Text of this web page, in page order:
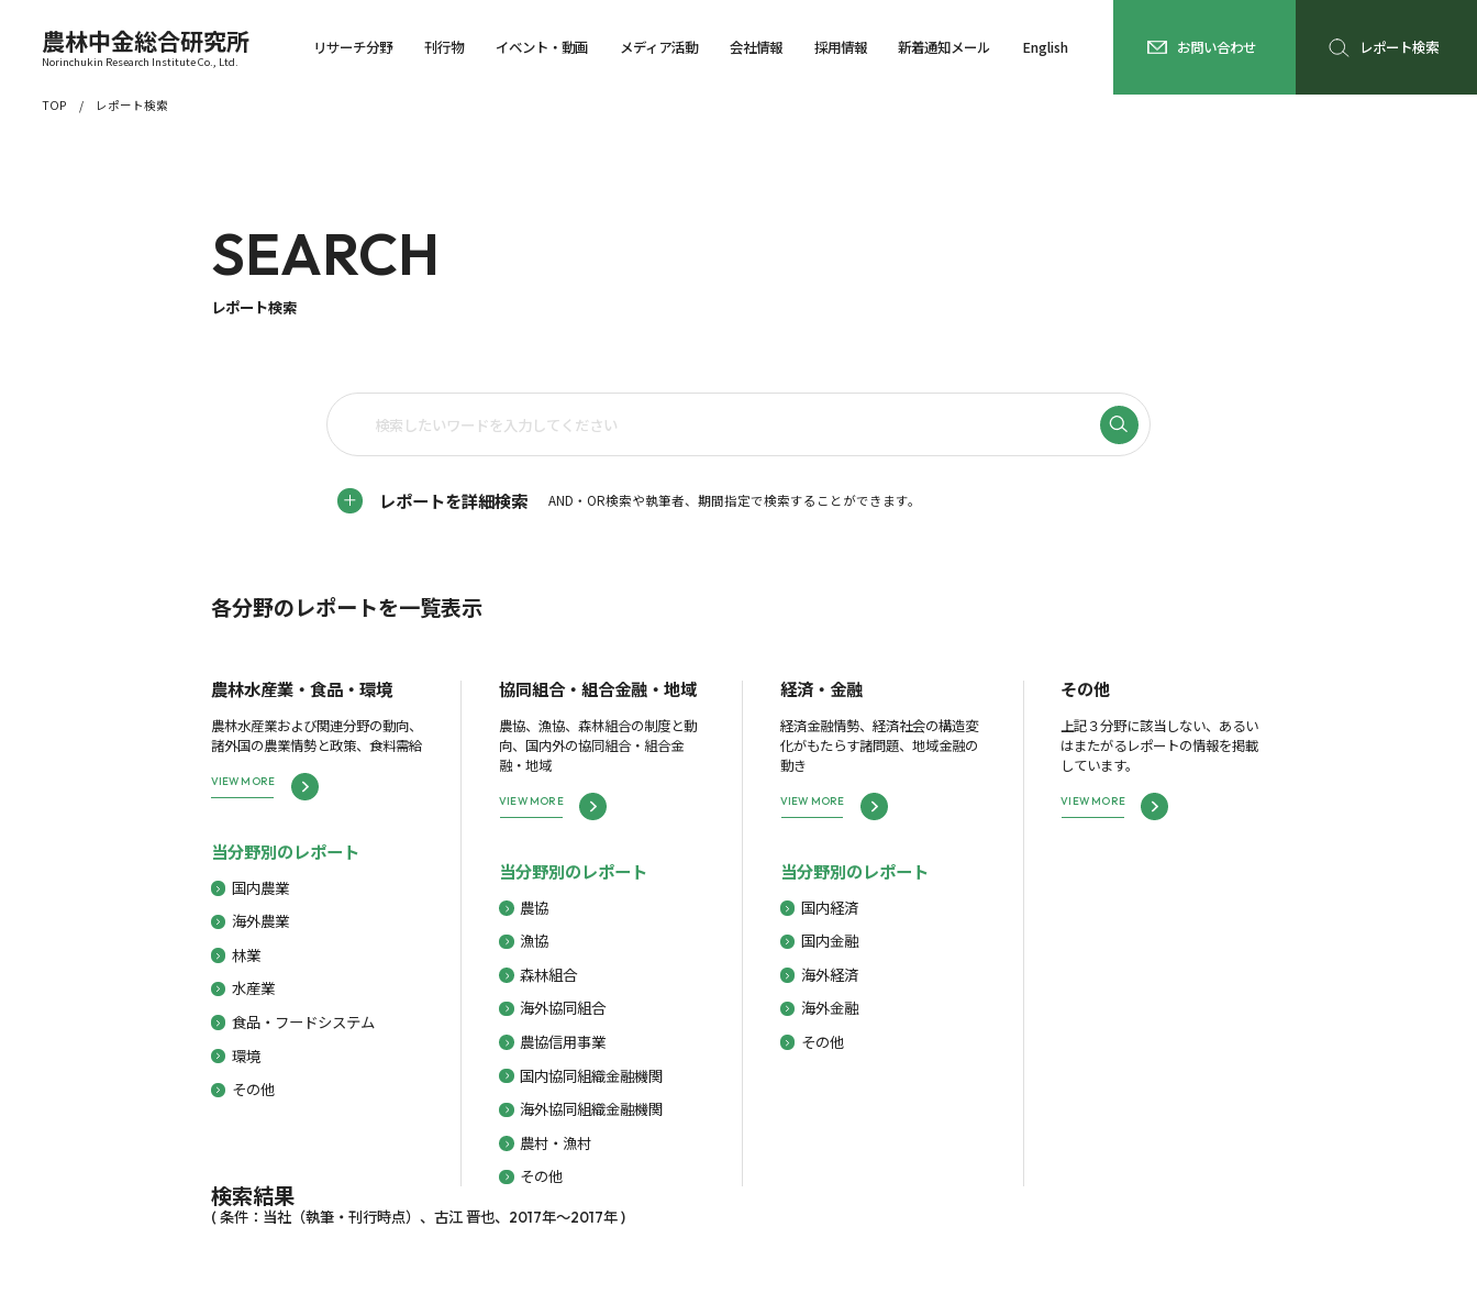
農林中金総合研究所
Norinchukin Research Institute Co., Ltd.
リサーチ分野 刊行物 イベント・動画 メディア活動 会社情報 採用情報 新着通知メール English お問い合わせ レポート検索
TOP レポート検索
SEARCH
レポート検索
レポートを詳細検索 AND・OR検索や執筆者、期間指定で検索することができます。
各分野のレポートを一覧表示
農林水産業・食品・環境
農林水産業および関連分野の動向、
諸外国の農業情勢と政策、食料需給
VIEW MORE
当分野別のレポート
国内農業
海外農業
林業
水産業
食品・フードシステム
環境
その他
協同組合・組合金融・地域
農協、漁協、森林組合の制度と動
向、国内外の協同組合・組合金
融・地域
VIEW MORE
当分野別のレポート
農協
漁協
森林組合
海外協同組合
農協信用事業
国内協同組織金融機関
海外協同組織金融機関
農村・漁村
その他
経済・金融
経済金融情勢、経済社会の構造変
化がもたらす諸問題、地域金融の
動き
VIEW MORE
当分野別のレポート
国内経済
国内金融
海外経済
海外金融
その他
その他
上記３分野に該当しない、あるい
はまたがるレポートの情報を掲載
しています。
VIEW MORE
検索結果
( 条件：当社（執筆・刊行時点）、古江 晋也、2017年～2017年 )